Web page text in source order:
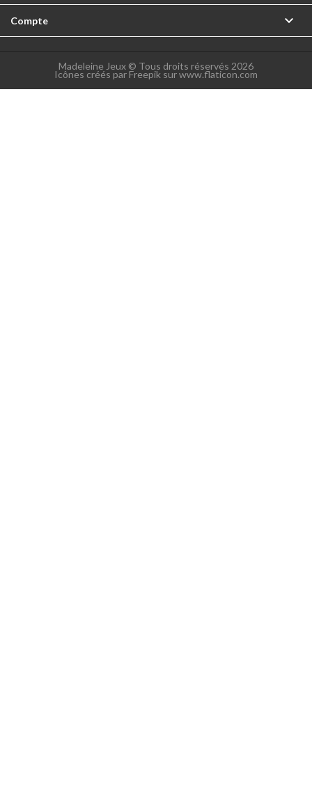
Compte 
Madeleine Jeux © Tous droits réservés 2026
Icônes créés par Freepik sur www.flaticon.com